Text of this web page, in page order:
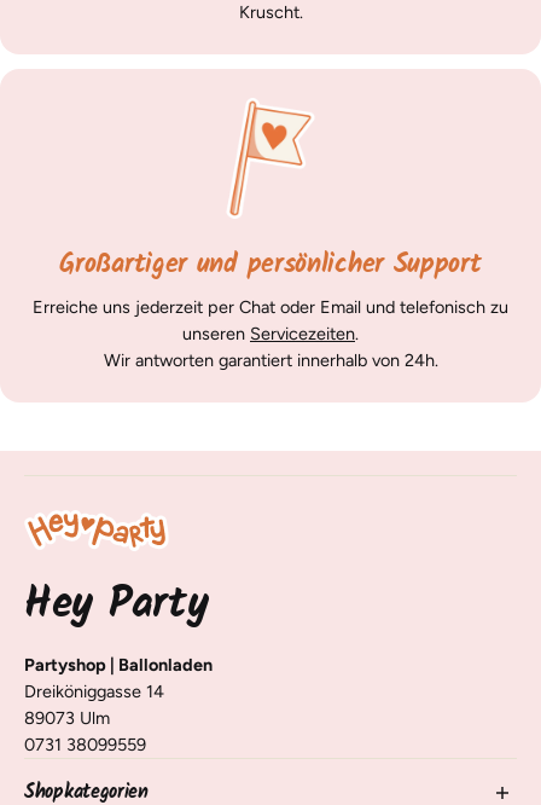
Kruscht.
Großartiger und persönlicher Support
Erreiche uns jederzeit per Chat oder Email und telefonisch zu
unseren Servicezeiten.
Wir antworten garantiert innerhalb von 24h.
Hey Party
Partyshop | Ballonladen
Dreiköniggasse 14
89073 Ulm
0731 38099559
Shopkategorien